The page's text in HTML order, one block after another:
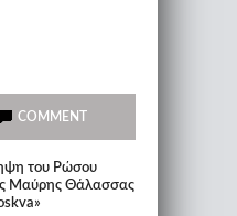
COMMENT
του Ρώσου
Mαύρης Θάλασσας